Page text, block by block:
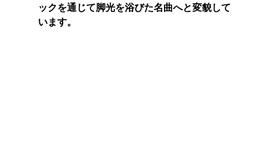
ックを通じて脚光を浴びた名曲へと変貌して
います。